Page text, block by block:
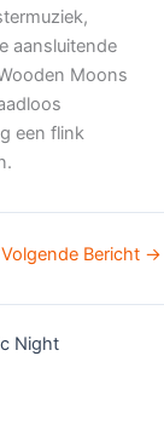
aansluitende
Moons
een flink
Volgende Bericht →
Night